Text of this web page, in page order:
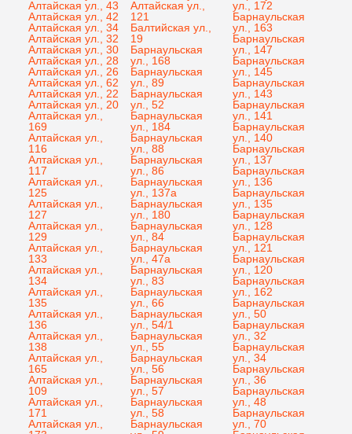
Алтайская ул., 43
Алтайская ул., 42
Алтайская ул., 34
Алтайская ул., 32
Алтайская ул., 30
Алтайская ул., 28
Алтайская ул., 26
Алтайская ул., 62
Алтайская ул., 22
Алтайская ул., 20
Алтайская ул.,
169
Алтайская ул.,
116
Алтайская ул.,
117
Алтайская ул.,
125
Алтайская ул.,
127
Алтайская ул.,
129
Алтайская ул.,
133
Алтайская ул.,
134
Алтайская ул.,
135
Алтайская ул.,
136
Алтайская ул.,
138
Алтайская ул.,
165
Алтайская ул.,
109
Алтайская ул.,
171
Алтайская ул.,
Алтайская ул.,
121
Балтийская ул.,
19
Барнаульская
ул., 168
Барнаульская
ул., 89
Барнаульская
ул., 52
Барнаульская
ул., 184
Барнаульская
ул., 88
Барнаульская
ул., 86
Барнаульская
ул., 137а
Барнаульская
ул., 180
Барнаульская
ул., 84
Барнаульская
ул., 47а
Барнаульская
ул., 83
Барнаульская
ул., 66
Барнаульская
ул., 54/1
Барнаульская
ул., 55
Барнаульская
ул., 56
Барнаульская
ул., 57
Барнаульская
ул., 58
Барнаульская
ул., 172
Барнаульская
ул., 163
Барнаульская
ул., 147
Барнаульская
ул., 145
Барнаульская
ул., 143
Барнаульская
ул., 141
Барнаульская
ул., 140
Барнаульская
ул., 137
Барнаульская
ул., 136
Барнаульская
ул., 135
Барнаульская
ул., 128
Барнаульская
ул., 121
Барнаульская
ул., 120
Барнаульская
ул., 162
Барнаульская
ул., 50
Барнаульская
ул., 32
Барнаульская
ул., 34
Барнаульская
ул., 36
Барнаульская
ул., 48
Барнаульская
ул., 70